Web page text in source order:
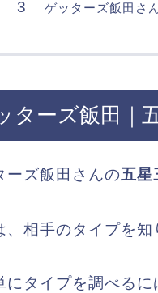
ゲッターズ飯田さ
ターズ飯田｜
ーズ飯田さんの五星
、相手のタイプを知
にタイプを調べるに